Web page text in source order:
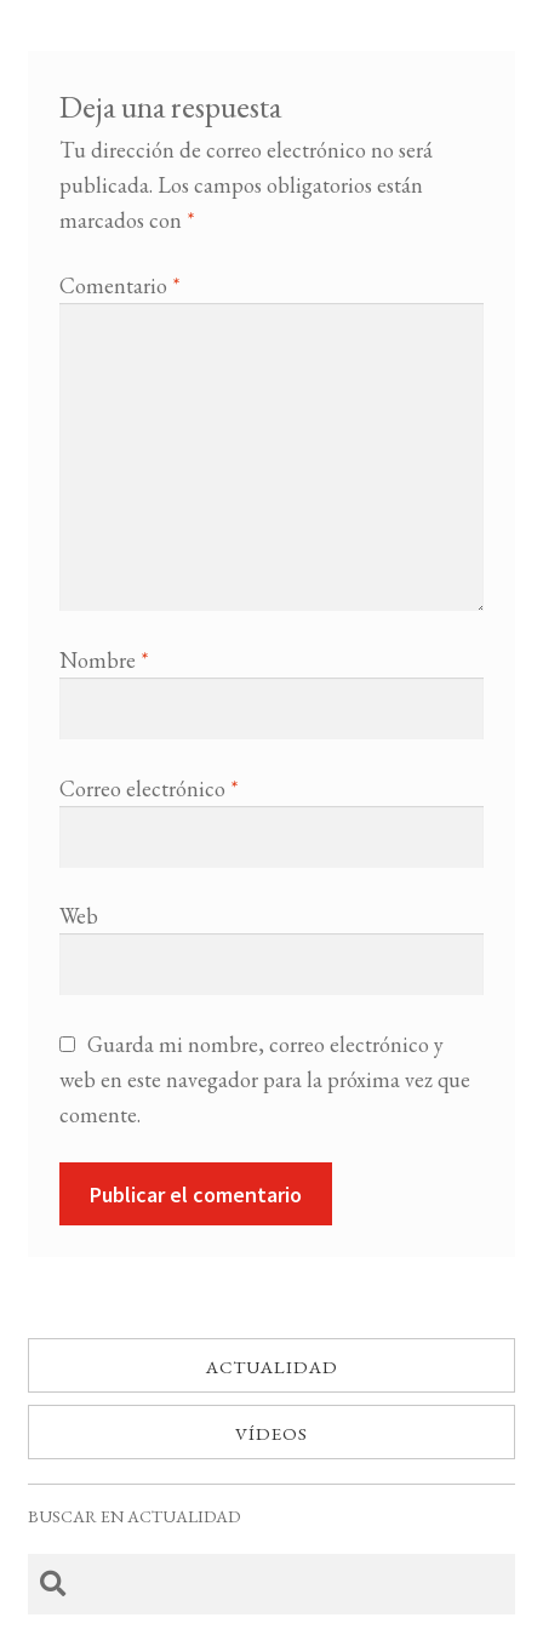
LISTA DE LIBROS
Deja una respuesta
Tu dirección de correo electrónico no será
publicada. Los campos obligatorios están
marcados con *
Comentario *
Nombre *
Correo electrónico *
Web
Guarda mi nombre, correo electrónico y
web en este navegador para la próxima vez que
comente.
ACTUALIDAD
VÍDEOS
BUSCAR EN ACTUALIDAD